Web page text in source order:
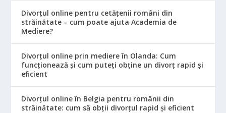
Divorțul online pentru cetățenii români din
străinătate – cum poate ajuta Academia de
Mediere?
Divorțul online prin mediere în Olanda: Cum
funcționează și cum puteți obține un divorț rapid și
eficient
Divorțul online în Belgia pentru românii din
străinătate: cum să obții divorțul rapid și eficient